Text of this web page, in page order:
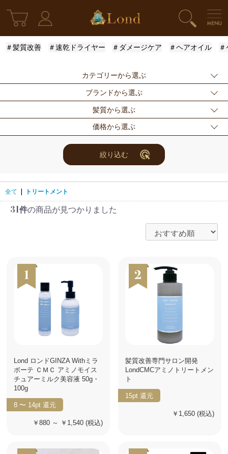
＃髪質改善 ＃速乾ドライヤー ＃ダメージケア ＃ヘアオイル
カテゴリーから選ぶ
新発売 シャンプー
トリートメント
アウトバストリー
ドライヤー・ヘア
アイロン
スタイリング
for Men
メンズスタイリン
グ
レディース
ブランドから選ぶ
指定なし Londオリジナル
ケラスターゼ
モロッカンオイル
ルベル
アリミノ
ナンバースリー
ミアン フォード
ホリスティックキ
アクティバート
髪質から選ぶ
ふんわり ハリ・コシ
ウェット
ツヤ
しっとり
価格から選ぶ
〜3000円
3001円〜5000円
円
30000円
絞り込む
全て | トリートメント
31件の商品が見つかりました
Lond ロンドGINZA Withミラ
ボーテ ＣＭＣ アミノモイス
チュアーミルク美容液 50g・
100g
8 〜 14pt 還元
￥880 ～ ￥1,540 (税込)
髪質改善専門サロン開発
LondCMCアミノトリートメン
ト
15pt 還元
￥1,650 (税込)